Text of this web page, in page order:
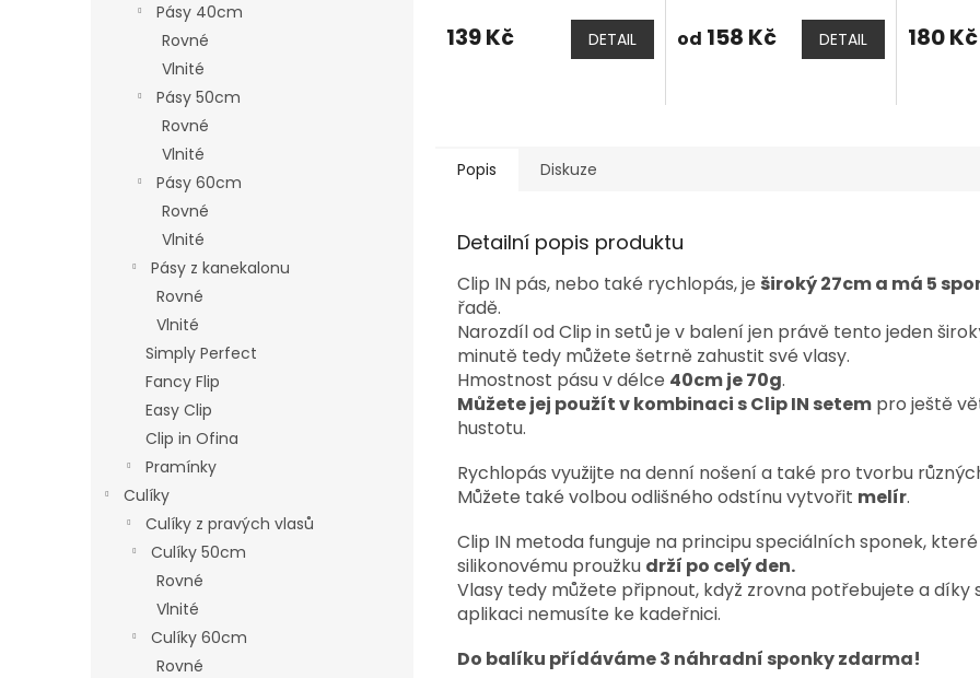
Pásy 40cm
Rovné
Vlnité
Pásy 50cm
Rovné
Vlnité
Pásy 60cm
Rovné
Vlnité
Pásy z kanekalonu
Rovné
Vlnité
Simply Perfect
Fancy Flip
Easy Clip
Clip in Ofina
Pramínky
Culíky
Culíky z pravých vlasů
Culíky 50cm
Rovné
Vlnité
Culíky 60cm
Rovné
139 Kč DETAIL od 158 Kč DETAIL 180 Kč
Popis Diskuze
Detailní popis produktu
Clip IN pás, nebo také rychlopás, je široký 27cm a má 5
řadě.
Narozdíl od Clip in setů je v balení jen právě tento jeden
minutě tedy můžete šetrně zahustit své vlasy.
Hmostnost pásu v délce 40cm je 70g.
Můžete jej použít v kombinaci s Clip IN setem pro ještě
hustotu.
Rychlopás využijte na denní nošení a také pro tvorbu
Můžete také volbou odlišného odstínu vytvořit melír.
Clip IN metoda funguje na principu speciálních sponek,
silikonovému proužku drží po celý den.
Vlasy tedy můžete připnout, když zrovna potřebujete a díky
aplikaci nemusíte ke kadeřnici.
Do balíku přídáváme 3 náhradní sponky zdarma!